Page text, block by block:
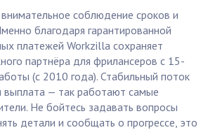
соблюдение сроков и
благодаря гарантированной
платежей Workzilla сохраняет
партнёра для фрилансеров с 15-
(с 2010 года). Стабильный поток
выплата — так работают самые
Не бойтесь задавать вопросы
детали и сообщать о прогрессе, это